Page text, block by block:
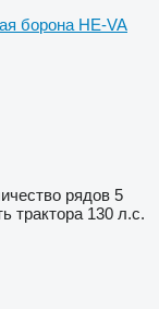
борона HE-VA
рядов 5
трактора 130 л.с.